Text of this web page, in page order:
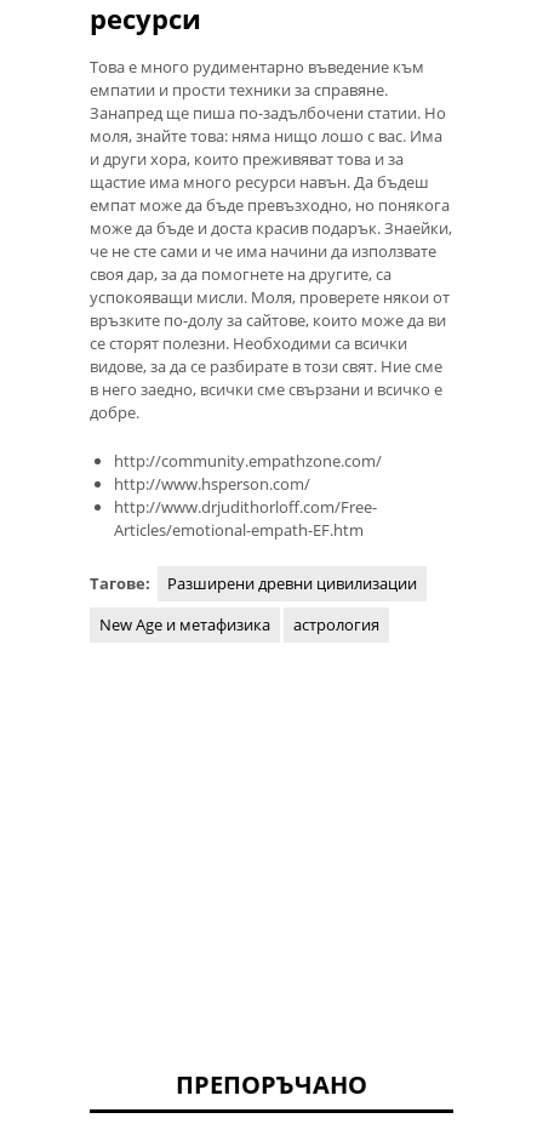
ресурси
Това е много рудиментарно въведение към
емпатии и прости техники за справяне.
Занапред ще пиша по-задълбочени статии. Но
моля, знайте това: няма нищо лошо с вас. Има
и други хора, които преживяват това и за
щастие има много ресурси навън. Да бъдеш
емпат може да бъде превъзходно, но понякога
може да бъде и доста красив подарък. Знаейки,
че не сте сами и че има начини да използвате
своя дар, за да помогнете на другите, са
успокояващи мисли. Моля, проверете някои от
връзките по-долу за сайтове, които може да ви
се сторят полезни. Необходими са всички
видове, за да се разбирате в този свят. Ние сме
в него заедно, всички сме свързани и всичко е
добре.
http://community.empathzone.com/
http://www.hsperson.com/
http://www.drjudithorloff.com/Free-
Articles/emotional-empath-EF.htm
Тагове:
Разширени древни цивилизации
New Age и метафизика
астрология
ПРЕПОРЪЧАНО